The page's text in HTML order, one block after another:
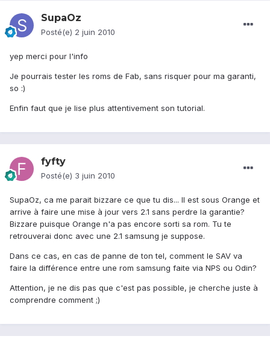
SupaOz
Posté(e) 2 juin 2010
yep merci pour l'info
Je pourrais tester les roms de Fab, sans risquer pour ma garanti,
so :)
Enfin faut que je lise plus attentivement son tutorial.
fyfty
Posté(e) 3 juin 2010
SupaOz, ca me parait bizzare ce que tu dis... Il est sous Orange et
arrive à faire une mise à jour vers 2.1 sans perdre la garantie?
Bizzare puisque Orange n'a pas encore sorti sa rom. Tu te
retrouverai donc avec une 2.1 samsung je suppose.
Dans ce cas, en cas de panne de ton tel, comment le SAV va
faire la différence entre une rom samsung faite via NPS ou Odin?
Attention, je ne dis pas que c'est pas possible, je cherche juste à
comprendre comment ;)